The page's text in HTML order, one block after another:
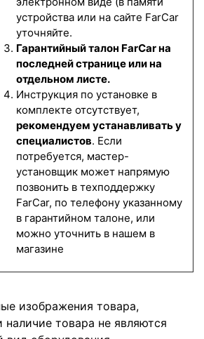
устройства или на сайте FarCar
уточняйте.
Гарантийный талон FarCar на
последней странице или на
отдельном листе.
Инструкция по установке в
комплекте отсутствует,
рекомендуем устанавливать у
специалистов. Если
потребуется, мастер-
установщик может напрямую
позвонить в техподдержку
FarCar, по телефону указанному
в гарантийном талоне, или
можно уточнить в нашем в
магазине
изображения товара,
наличие товара не являются